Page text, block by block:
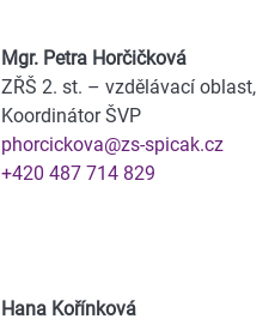
Mgr. Petra Horčičková
ZŘŠ 2. st. – vzdělávací oblast,
Koordinátor ŠVP
phorcickova@zs-spicak.cz
+420 487 714 829
Hana Kořínková